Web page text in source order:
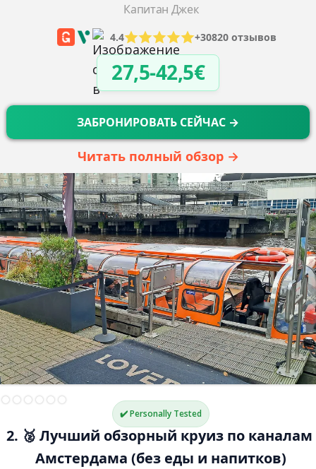
Капитан Джек
4.4 +30820 отзывов
27,5-42,5€
ЗАБРОНИРОВАТЬ СЕЙЧАС →
Читать полный обзор →
✔️ Personally Tested
2. 🥈 Лучший обзорный круиз по каналам
Амстердама (без еды и напитков)